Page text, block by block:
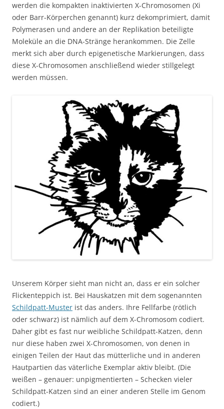
werden die kompakten inaktivierten X-Chromosomen (Xi
oder Barr-Körperchen genannt) kurz dekomprimiert, damit
Polymerasen und andere an der Replikation beteiligte
Moleküle an die DNA-Stränge herankommen. Die Zelle
merkt sich aber durch epigenetische Markierungen, dass
diese X-Chromosomen anschließend wieder stillgelegt
werden müssen.
Unserem Körper sieht man nicht an, dass er ein solcher
Flickenteppich ist. Bei Hauskatzen mit dem sogenannten
Schildpatt-Muster ist das anders. Ihre Fellfarbe (rötlich
oder schwarz) ist nämlich auf dem X-Chromosom codiert.
Daher gibt es fast nur weibliche Schildpatt-Katzen, denn
nur diese haben zwei X-Chromosomen, von denen in
einigen Teilen der Haut das mütterliche und in anderen
Hautpartien das väterliche Exemplar aktiv bleibt. (Die
weißen – genauer: unpigmentierten – Schecken vieler
Schildpatt-Katzen sind an einer anderen Stelle im Genom
codiert.)